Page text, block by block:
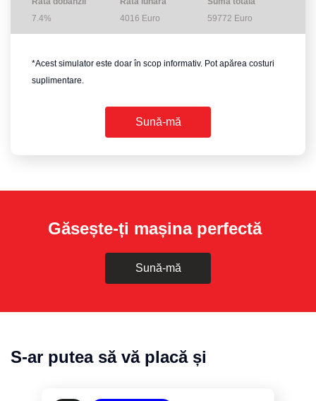
7.4%
4016 Euro
59772 Euro
*Acest simulator este doar în scop informativ. Pot apărea costuri
suplimentare.
Sună-mă
Găsește-ți mașina perfectă
Sună-mă
S-ar putea să vă placă și